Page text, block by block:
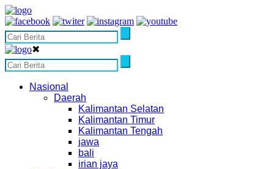
✖
Nasional
Daerah
Kalimantan Selatan
Kalimantan Timur
Kalimantan Tengah
jawa
bali
irian jaya